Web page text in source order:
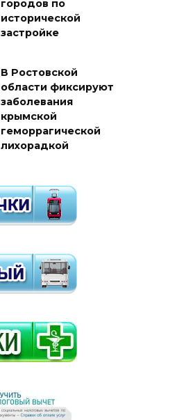
городов по
исторической
застройке
В Ростовской
области фиксируют
заболевания
крымской
геморрагической
лихорадкой